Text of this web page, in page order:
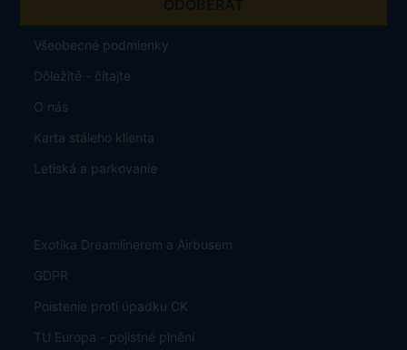
Všeobecné podmienky
Dôležité - čítajte
O nás
Karta stáleho klienta
Letiská a parkovanie
Exotika Dreamlinerem a Airbusem
GDPR
Poistenie proti úpadku CK
TU Europa - pojistné plnění